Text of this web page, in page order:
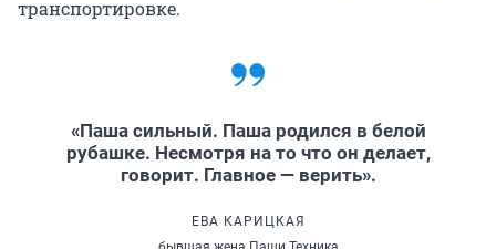
транспортировке.
«Паша сильный. Паша родился в белой
рубашке. Несмотря на то что он делает,
говорит. Главное — верить».
ЕВА КАРИЦКАЯ